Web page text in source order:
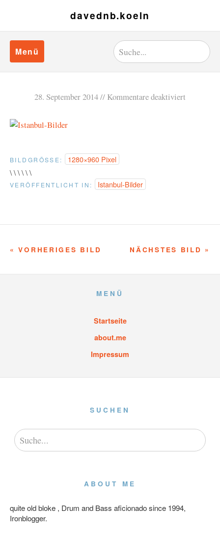
davednb.koeln
Menü
28. September 2014 Kommentare deaktiviert
BILDGRÖSSE:
1280×960 Pixel
\ \ \ \ \ \
VERÖFFENTLICHT IN: Istanbul-Bilder
NÄCHSTES BILD »
« VORHERIGES BILD
MENÜ
Startseite
about.me
Impressum
SUCHEN
ABOUT ME
quite old bloke , Drum and Bass aficionado since 1994,
Ironblogger.